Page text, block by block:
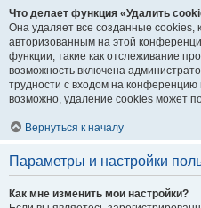
Что делает функция «Удалить
Она удаляет все созданные cookies,
авторизованным на этой
функции, такие как отслеживание
возможность включена
трудности с входом на
возможно, удаление cookies может
Вернуться к началу
Параметры и настройки
Как мне изменить мои настройки?